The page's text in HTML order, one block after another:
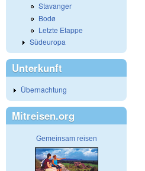
Stavanger
Bodø
Letzte Etappe
Südeuropa
Unterkunft
Übernachtung
Mitreisen.org
Gemeinsam reisen